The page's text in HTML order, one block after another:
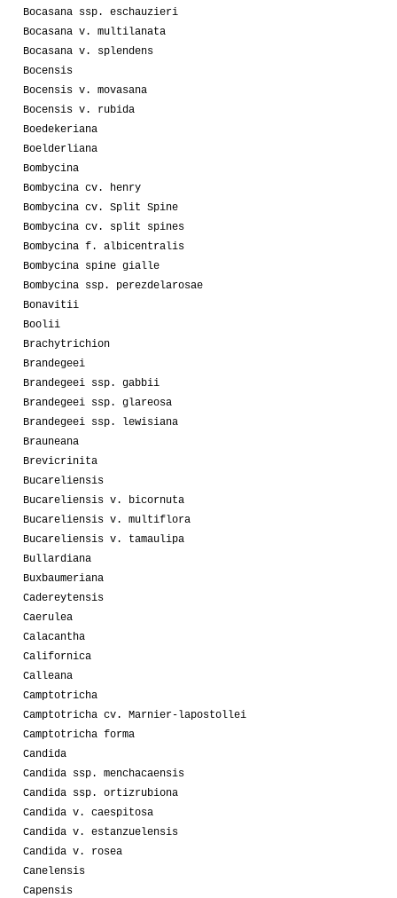
Bocasana ssp. eschauzieri
Bocasana v. multilanata
Bocasana v. splendens
Bocensis
Bocensis v. movasana
Bocensis v. rubida
Boedekeriana
Boelderliana
Bombycina
Bombycina cv. henry
Bombycina cv. Split Spine
Bombycina cv. split spines
Bombycina f. albicentralis
Bombycina spine gialle
Bombycina ssp. perezdelarosae
Bonavitii
Boolii
Brachytrichion
Brandegeei
Brandegeei ssp. gabbii
Brandegeei ssp. glareosa
Brandegeei ssp. lewisiana
Brauneana
Brevicrinita
Bucareliensis
Bucareliensis v. bicornuta
Bucareliensis v. multiflora
Bucareliensis v. tamaulipa
Bullardiana
Buxbaumeriana
Cadereytensis
Caerulea
Calacantha
Californica
Calleana
Camptotricha
Camptotricha cv. Marnier-lapostollei
Camptotricha forma
Candida
Candida ssp. menchacaensis
Candida ssp. ortizrubiona
Candida v. caespitosa
Candida v. estanzuelensis
Candida v. rosea
Canelensis
Capensis